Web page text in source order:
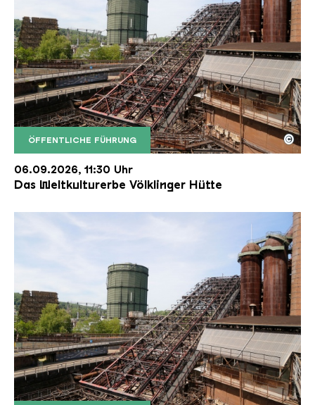
ÖFFENTLICHE FÜHRUNG
Der Erzschrägaufzug der Völklinger Hütte mit
Copyright: Weltkulturerbe Völklinger Hütte | Karl
©
06.09.2026, 11:30 Uhr
Das Weltkulturerbe Völklinger Hütte